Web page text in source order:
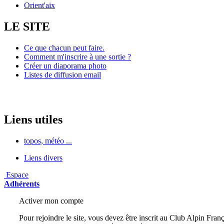
Orient'aix
LE SITE
Ce que chacun peut faire.
Comment m'inscrire à une sortie ?
Créer un diaporama photo
Listes de diffusion email
Liens utiles
topos, météo ...
Liens divers
Espace
Adhérents
Activer mon compte
Pour rejoindre le site, vous devez être inscrit au Club Alpin